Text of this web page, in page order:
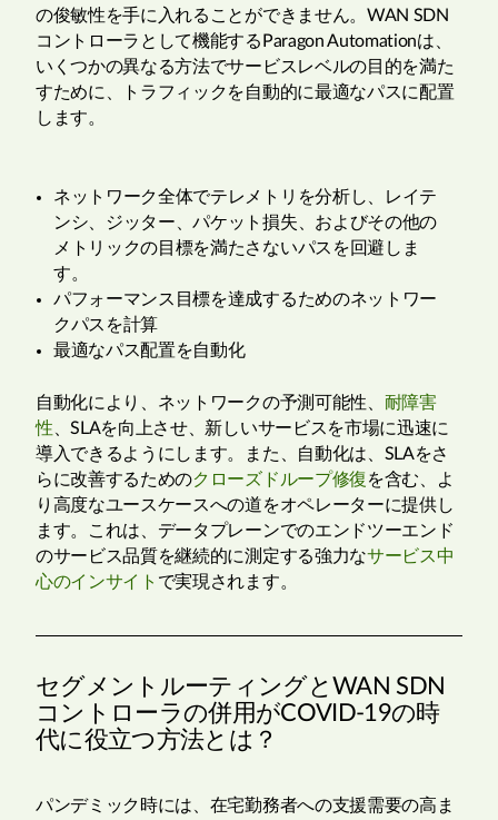
の俊敏性を手に入れることができません。WAN SDN
コントローラとして機能するParagon Automationは、
いくつかの異なる方法でサービスレベルの目的を満た
すために、トラフィックを自動的に最適なパスに配置
します。
ネットワーク全体でテレメトリを分析し、レイテ
ンシ、ジッター、パケット損失、およびその他の
メトリックの目標を満たさないパスを回避しま
す。
パフォーマンス目標を達成するためのネットワー
クパスを計算
最適なパス配置を自動化
自動化により、ネットワークの予測可能性、 耐障害
性 、SLAを向上させ、新しいサービスを市場に迅速に
導入できるようにします。また、自動化は、SLAをさ
らに改善するためのクローズドループ修復 を含む、よ
り高度なユースケースへの道をオペレーターに提供し
ます。これは、データプレーンでのエンドツーエンド
のサービス品質を継続的に測定する強力なサービス中
心のインサイト で実現されます。
セグメントルーティングとWAN SDN
コントローラの併用がCOVID-19の時
代に役立つ方法とは？
パンデミック時には、在宅勤務者への支援需要の高ま